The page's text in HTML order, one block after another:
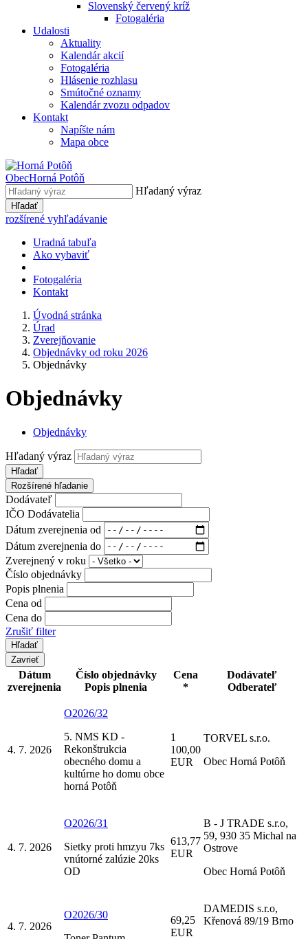
Slovenský červený kríž
Fotogaléria
Udalosti
Aktuality
Kalendár akcií
Fotogaléria
Hlásenie rozhlasu
Smútočné oznamy
Kalendár zvozu odpadov
Kontakt
Napíšte nám
Mapa obce
ObecHorná Potôň
Hľadaný výraz
Hľadať
rozšírené vyhľadávanie
Uradná tabuľa
Ako vybaviť
Fotogaléria
Kontakt
Úvodná stránka
Úrad
Zverejňovanie
Objednávky od roku 2026
Objednávky
Objednávky
Objednávky
Hľadaný výraz
Hľadať
Rozšírené hľadanie
Dodávateľ
IČO Dodávatelia
Dátum zverejnenia od
Dátum zverejnenia do
Zverejnený v roku
Číslo objednávky
Popis plnenia
Cena od
Cena do
Zrušiť filter
Zavrieť
Dátum
zverejnenia
Číslo objednávky
Popis plnenia
Cena
*
Dodávateľ
Odberateľ
4. 7. 2026
O2026/32
5. NMS KD -
Rekonštrukcia
obecného domu a
kultúrne ho domu obce
horná Potôň
1
100,00
EUR
TORVEL s.r.o.
Obec Horná Potôň
4. 7. 2026
O2026/31
Sietky proti hmzyu 7ks
vnútorné zalúzie 20ks
OD
613,77
EUR
B - J TRADE s.r.o,
59, 930 35 Michal na
Ostrove
Obec Horná Potôň
4. 7. 2026
O2026/30
69,25
EUR
DAMEDIS s.r.o,
Křenová 89/19 Brno